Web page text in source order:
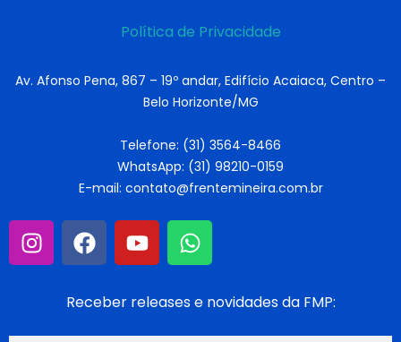
Política de Privacidade
Av. Afonso Pena, 867 – 19º andar, Edifício Acaiaca, Centro –
Belo Horizonte/MG
Telefone: (31) 3564-8466
WhatsApp: (31) 98210-0159
E-mail: contato@frentemineira.com.br
Receber releases e novidades da FMP: